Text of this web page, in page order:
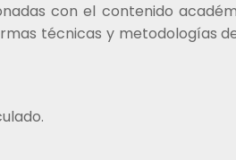
con el contenido
técnicas y metodologías